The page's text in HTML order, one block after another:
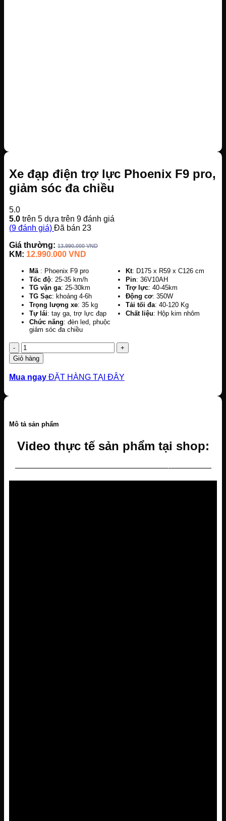
Xe đạp điện trợ lực Phoenix F9 pro,
giảm sóc đa chiều
5.0
5.0 trên 5 dựa trên 9 đánh giá
(9 đánh giá) Đã bán 23
Giá thường: 13.990.000VND
KM: 12.990.000 VND
Mã : Phoenix F9 pro Kt: D175 x R59 x C126 cm
Tốc độ: 25-35 km/h Pin: 36V10AH
TG vặn ga: 25-30km Trợ lực: 40-45km
TG Sạc: khoảng 4-6h Động cơ: 350W
Trọng lượng xe: 35 kg Tải tối đa: 40-120 Kg
Tự lái: tay ga, trợ lực đạp Chất liệu: Hộp kim nhôm
Chức năng: đèn led, phuộc
giảm sóc đa chiều
Số
lượng
Giỏ hàng
Mua ngay ĐẶT HÀNG TẠI ĐÂY
Mô tả sản phẩm
Video thực tế sản phẩm tại shop:
———————————————————-—————